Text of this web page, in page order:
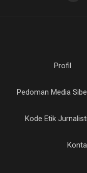
Profil
Pedoman Media
Kode Etik